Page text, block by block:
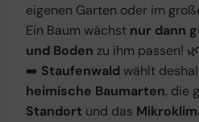
eigenen Garten oder im
Ein Baum wächst nur dann
und Boden zu ihm passen! 🌿
➡️ Staufenwaldwählt
heimische Baumarten, die
Standort und das